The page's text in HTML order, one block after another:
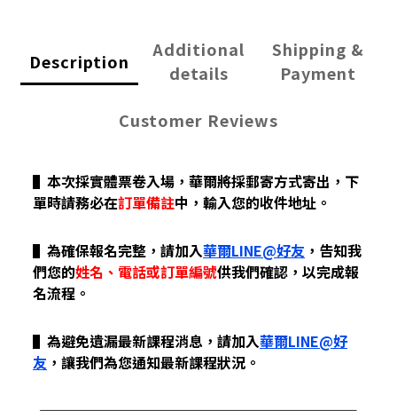
Description
Additional
details
Shipping &
Payment
Customer Reviews
▌ 本次採實體票卷入場，華爾將採郵寄方式寄出，下
單時請務必在訂單備註中，輸入您的收件地址。
▌ 為確保報名完整，請加入華爾LINE@好友 ，告知我
們您的姓名、電話或訂單編號供我們確認，以完成報
名流程。
▌為避免遺漏最新課程消息， 請加入華爾LINE@好
友 ，讓我們為您通知最新課程狀況。